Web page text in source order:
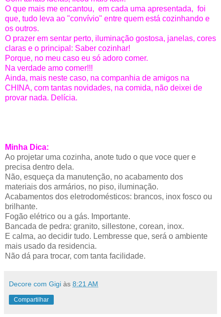
O que mais me encantou, em cada uma apresentada, foi
que, tudo leva ao "convívio" entre quem está cozinhando e
os outros.
O prazer em sentar perto, iluminação gostosa, janelas, cores
claras e o principal: Saber cozinhar!
Porque, no meu caso eu só adoro comer.
Na verdade amo comer!!!
Ainda, mais neste caso, na companhia de amigos na
CHINA, com tantas novidades, na comida, não deixei de
provar nada. Delícia.
Minha Dica:
Ao projetar uma cozinha, anote tudo o que voce quer e
precisa dentro dela.
Não, esqueça da manutenção, no acabamento dos
materiais dos armários, no piso, iluminação.
Acabamentos dos eletrodomésticos: brancos, inox fosco ou
brilhante.
Fogão elétrico ou a gás. Importante.
Bancada de pedra: granito, sillestone, corean, inox.
E calma, ao decidir tudo. Lembresse que, será o ambiente
mais usado da residencia.
Não dá para trocar, com tanta facilidade.
Decore com Gigi às 8:21 AM
Compartilhar